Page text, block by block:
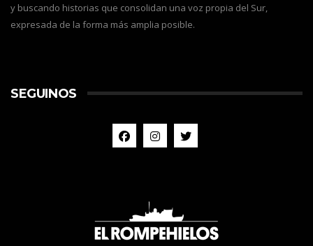
y buscando historias que consolidan una voz propia del Sur,
expresada de la forma más amplia posible.
SEGUINOS